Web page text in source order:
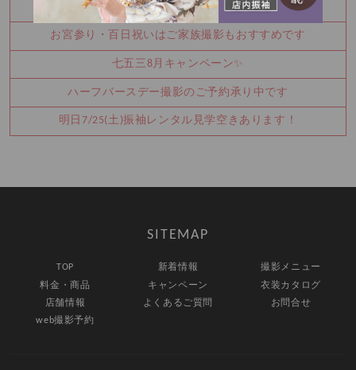
夏休み中に振袖を決めませんか？
お宮参り・百日祝いはご家族撮影もおすすめです
七五三8月キャンペーン✨
ハーフバースデー撮影のご予約承り中です
明日7/25(土)振袖レンタル見学空きあります！
SITEMAP
TOP 新着情報
撮影メニュー
料金・商品
キャンペーン
衣装カタログ
店舗情報
よくあるご質問
お問合せ
web撮影予約